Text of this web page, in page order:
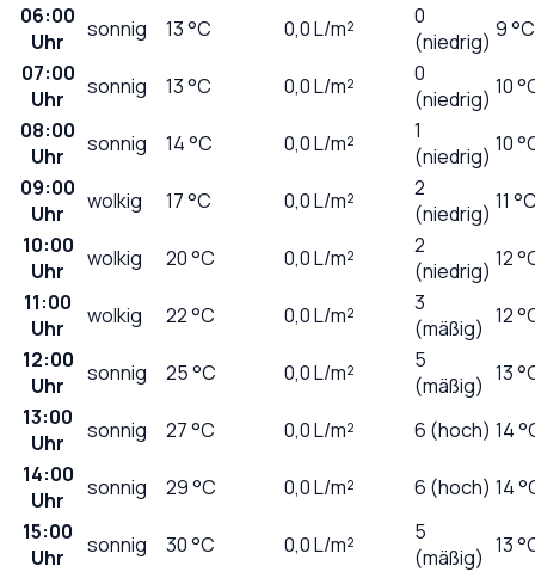
06:00
Uhr
sonnig 13°C 0,0L/m²
0
(niedrig) 9 °C
07:00
Uhr
sonnig 13°C 0,0L/m²
0
(niedrig) 10
08:00
Uhr
sonnig 14°C 0,0L/m²
1
(niedrig) 10
09:00
Uhr
wolkig 17°C 0,0L/m²
2
(niedrig) 11
10:00
Uhr
wolkig 20°C 0,0L/m²
2
(niedrig) 12
11:00
Uhr
wolkig 22°C 0,0L/m²
3
(mäßig) 12
12:00
Uhr
sonnig 25°C 0,0L/m²
5
(mäßig) 13
13:00
Uhr
sonnig 27°C 0,0L/m² 6 (hoch) 14
14:00
Uhr
sonnig 29°C 0,0L/m² 6 (hoch) 14
15:00
Uhr
sonnig 30°C 0,0L/m²
5
(mäßig) 13